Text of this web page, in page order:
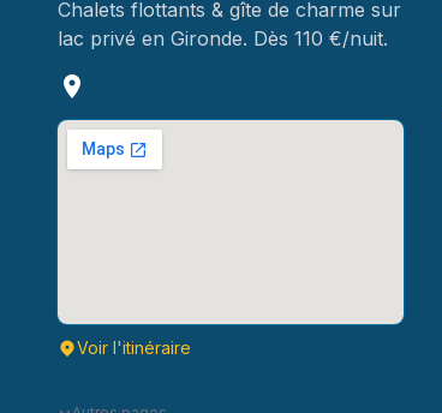
Chalets flottants & gîte de charme sur
lac privé en Gironde. Dès 110 €/nuit.
Voir l'itinéraire